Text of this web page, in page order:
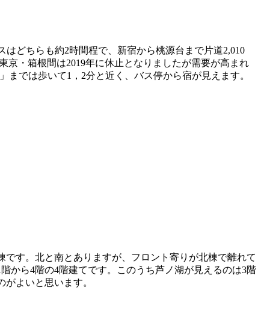
どちらも約2時間程で、新宿から桃源台まで片道2,010
京・箱根間は2019年に休止となりましたが需要が高まれ
では歩いて1，2分と近く、バス停から宿が見えます。
す。北と南とありますが、フロント寄りが北棟で離れて
から4階の4階建てです。このうち芦ノ湖が見えるのは3階
よいと思います。